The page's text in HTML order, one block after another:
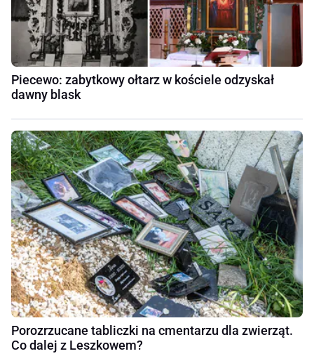
Piecewo: zabytkowy ołtarz w kościele odzyskał
dawny blask
Porozrzucane tabliczki na cmentarzu dla zwierząt.
Co dalej z Leszkowem?